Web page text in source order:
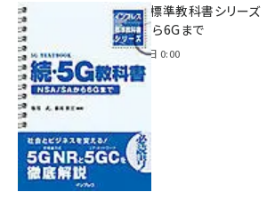
インプレス標準教科書シリー
NSA/SAから6Gまで
2023年4月3日 0:00